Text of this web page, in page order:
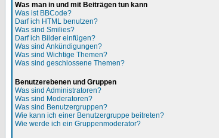
Was man in und mit Beiträgen tun kann
Was ist BBCode?
Darf ich HTML benutzen?
Was sind Smilies?
Darf ich Bilder einfügen?
Was sind Ankündigungen?
Was sind Wichtige Themen?
Was sind geschlossene Themen?
Benutzerebenen und Gruppen
Was sind Administratoren?
Was sind Moderatoren?
Was sind Benutzergruppen?
Wie kann ich einer Benutzergruppe beitreten?
Wie werde ich ein Gruppenmoderator?